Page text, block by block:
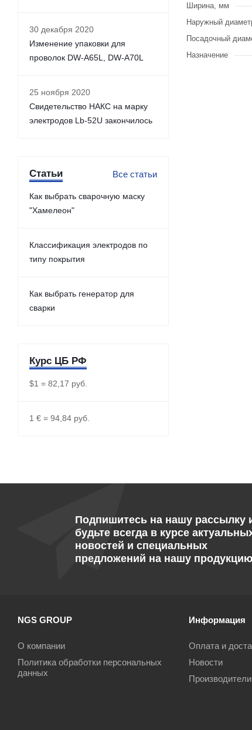
Ширина, мм
Наружный
Посадочный
Назначение
30 декабря 2020
Изменение упаковки для
проволок DW-A65L, DW-A70L
25 ноября 2020
Свидетельство НАКС на марку
электродов Lb-52U закончилось
Статьи Все статьи
Как выбрать сварочную маску
"Хамелеон"
Классификация электродов по
типу покрытия
Как выбрать генератор для
сварки
Курс ЦБ РФ
$1 = 82,17 руб.
1 € = 94,84 руб.
Подпишитесь на нашу рассылку
будьте всегда в курсе
новостей и специальных
предложений на нашу
NGS GROUP
О компании
Политика обработки персональных
данных
Информация
Оплата и
Новости
Производители